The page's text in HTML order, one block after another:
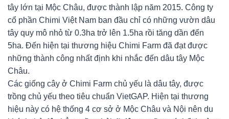
Ban quản lý
18/04/22
tây lớn tại Mộc Châu, được thành lập năm 2015. Công ty
cổ phần Chimi Việt Nam ban đầu chỉ có những vườn dâu
tây quy mô nhỏ từ 0.3ha trở lên 1.5ha rồi tăng dần đến
5ha. Đến hiện tại thương hiệu Chimi Farm đã đạt được
những thành công nhất định khi nhắc đến dâu tây Mộc
Châu.
Các giống cây ở Chimi Farm chủ yếu là dâu tây, được
trồng chủ yếu theo tiêu chuẩn VietGAP. Hiện tại thương
hiệu này có hệ thống 4 cơ sở ở Mộc Châu và Nội nên du